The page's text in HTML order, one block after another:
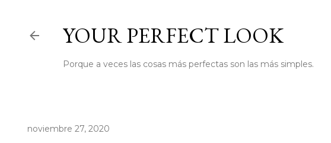
YOUR PERFECT LOOK
Porque a veces las cosas más perfectas son las más simples.
noviembre 27, 2020